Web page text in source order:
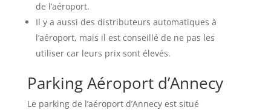
de l’aéroport.
Il y a aussi des distributeurs automatiques à
l’aéroport, mais il est conseillé de ne pas les
utiliser car leurs prix sont élevés.
Parking Aéroport d’Annecy
Le parking de l’aéroport d’Annecy est situé